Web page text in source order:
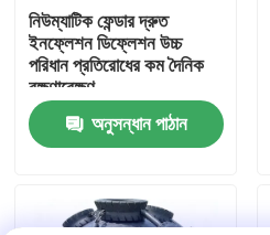
আমাদের সম্পর্কে
কারখানা ভ্রমণ
গুণমান নিয়ন্ত্রণ
উদ্ধৃতির জন্য আবেদন
নিউম্যাটিক ফেন্ডার দ্রুত
ইনফ্লেশন ডিফ্লেশন উচ্চ
পরিধান প্রতিরোধের কম দৈনিক
রক্ষণাবেক্ষণ
অনুসন্ধান পাঠান